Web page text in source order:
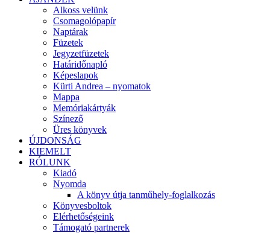
Alkoss velünk
Csomagolópapír
Naptárak
Füzetek
Jegyzetfüzetek
Határidőnapló
Képeslapok
Kürti Andrea – nyomatok
Mappa
Memóriakártyák
Színező
Üres könyvek
ÚJDONSÁG
KIEMELT
RÓLUNK
Kiadó
Nyomda
A könyv útja tanműhely-foglalkozás
Könyvesboltok
Elérhetőségeink
Támogató partnerek